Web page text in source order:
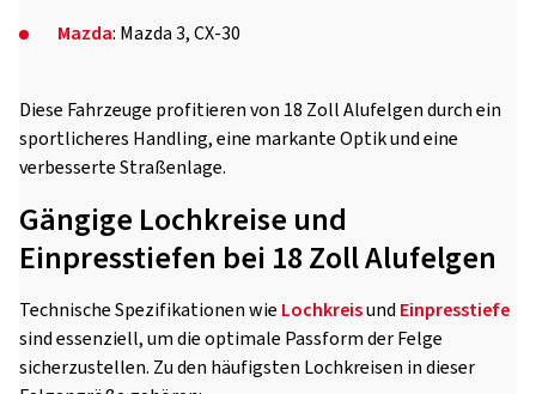
Mazda: Mazda 3, CX-30
Diese Fahrzeuge profitieren von 18 Zoll Alufelgen durch ein
sportlicheres Handling, eine markante Optik und eine
verbesserte Straßenlage.
Gängige Lochkreise und
Einpresstiefen bei 18 Zoll Alufelgen
Technische Spezifikationen wie Lochkreisund Einpresstiefe
sind essenziell, um die optimale Passform der Felge
sicherzustellen. Zu den häufigsten Lochkreisen in dieser